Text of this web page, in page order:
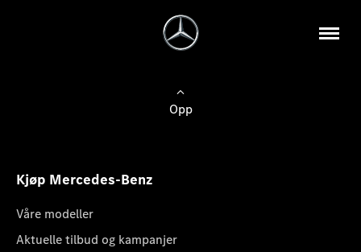
Opp
Kjøp Mercedes-Benz
Våre modeller
Aktuelle tilbud og kampanjer